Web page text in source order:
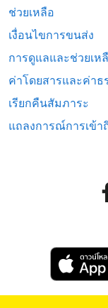
ช่วยเหลือ
เงื่อนไขการขนส่ง
การดูแลและช่วยเห
ค่าโดยสารและค่าธ
เรียกคืนสัมภาระ
แถลงการณ์การเข้า